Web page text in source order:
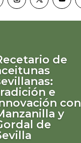
de
e
con
y
de